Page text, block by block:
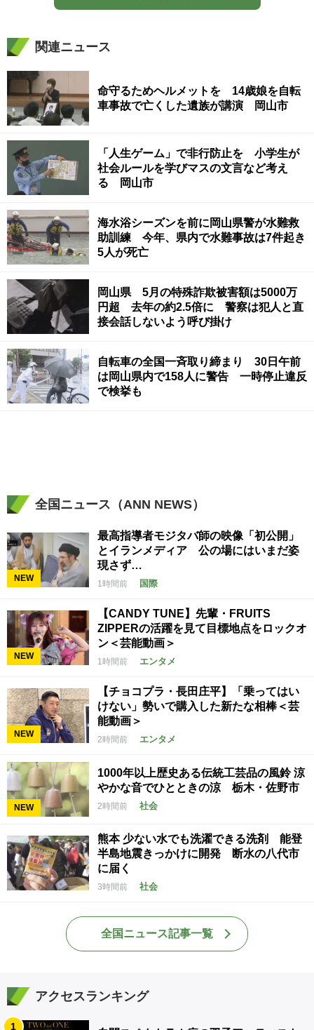
関連ニュース
命守るためヘルメットを 14歳娘を自転
車事故で亡くした遺族が講演 岡山市
「人生ゲーム」で非行防止を 小学生が
社会ルールを学びマスの文言など考え
る 岡山市
海水浴シーズンを前に岡山県警が水難救
助訓練 今年、県内で水難事故は7件起き
5人が死亡
岡山県 5月の特殊詐欺被害額は5000万
円超 去年の約2.5倍に 警察は犯人と直
接会話しないよう呼び掛け
自転車の全国一斉取り締まり 30日午前
は岡山県内で158人に警告 一時停止違反
で検挙も
全国ニュース（ANN NEWS）
NEW
最高指導者モジタバ師の映像「初公開」
とイランメディア 公の場にはいまだ姿
現さず…
1時間前 国際
NEW
【CANDY TUNE】先輩・FRUITS
ZIPPERの活躍を見て目標地点をロックオ
ン＜芸能動画＞
1時間前 エンタメ
NEW
【チョコプラ・長田庄平】「乗ってはい
けない」勢いで購入した新たな相棒＜芸
能動画＞
2時間前 エンタメ
NEW
1000年以上歴史ある伝統工芸品の風鈴 涼
やかな音でひとときの涼 栃木・佐野市
2時間前 社会
熊本 少ない水でも洗濯できる洗剤 能登
半島地震きっかけに開発 断水の八代市
に届く
3時間前 社会
全国ニュース記事一覧
アクセスランキング
1